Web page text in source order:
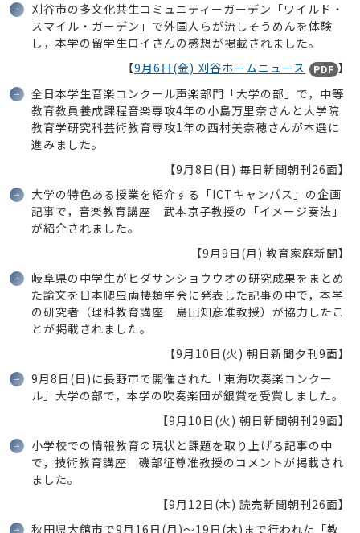
刈谷市の多文化共生コミュニティーガーデン「ワイルド・
スマイル・ガーデン」で外国人らが流しそうめんを体験
し，本学の留学生ロイさんの感想が掲載されました。
【9月6日(金) 刈谷ホームニュース PDF 】
全日本学生音楽コンクール声楽部門「大学の部」で，中等
教育教員養成課程音楽専攻4年の小島万里奈さんと大学院
教育学研究科芸術教育専攻1年の西村美奈穂さんが本選に
進みました。
【9月8日(日) 毎日新聞朝刊26面】
大学の特色ある授業を紹介する「ICTキャンパス」の企画
記事で，音楽教育講座 武本京子教授の「イメージ奏法」
が紹介されました。
【9月9日(月) 教育家庭新聞】
岐阜県の中学生がヒダサンショウウオの研究成果をまとめ
た論文を日本爬虫両棲類学会に発表した記事の中で，本学
の研究者（理科教育講座 島田知彦准教授）が協力したこ
とが掲載されました。
【9月10日(火) 朝日新聞夕刊9面】
9月8日(日)に長野市で開催された「東海吹奏楽コンクー
ル」大学の部で，本学の吹奏楽団が銀賞を受賞しました。
【9月10日(火) 朝日新聞朝刊29面】
小学校での情報教育の現状と課題を取り上げる記事の中
で，技術教育講座 磯部征尊准教授のコメントが掲載され
ました。
【9月12日(木) 読売新聞朝刊26面】
秋田県大館市で9月16日(月)～19日(木)まで行われた「教